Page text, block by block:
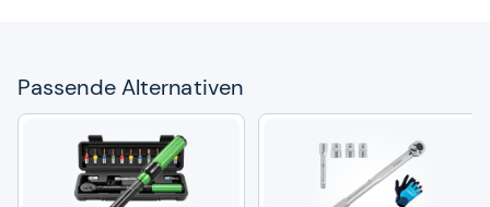
Pas­sende Alter­na­ti­ven